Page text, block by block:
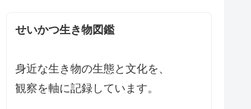
せいかつ生き物図鑑
身近な生き物の生態と文化を、
観察を軸に記録しています。